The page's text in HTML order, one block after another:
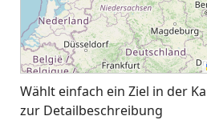
Wählt einfach ein Ziel in der
zur Detailbeschreibung